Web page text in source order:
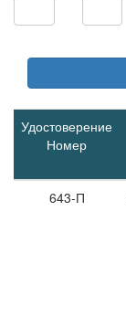
Удостоверение
Номер
643-П